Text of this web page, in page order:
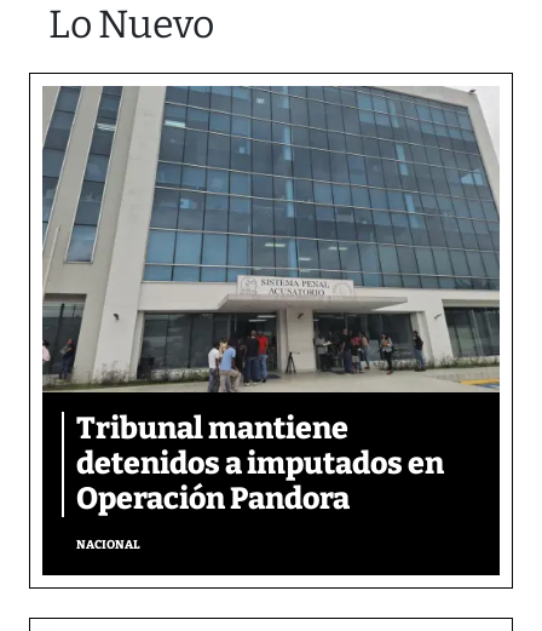
Lo Nuevo
Tribunal mantiene
detenidos a imputados en
Operación Pandora
NACIONAL